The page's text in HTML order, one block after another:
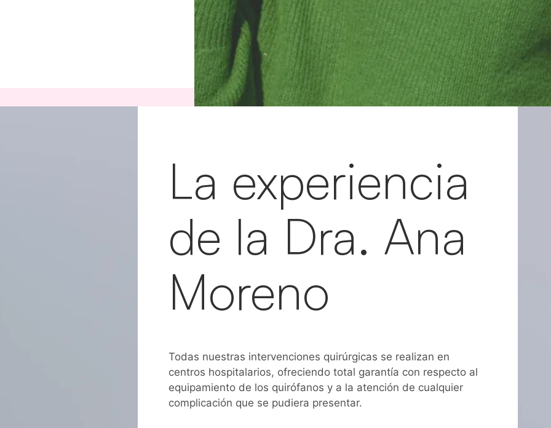
La experiencia
de la Dra. Ana
Moreno
Todas nuestras intervenciones quirúrgicas se realizan en
centros hospitalarios, ofreciendo total garantía con respecto al
equipamiento de los quirófanos y a la atención de cualquier
complicación que se pudiera presentar.